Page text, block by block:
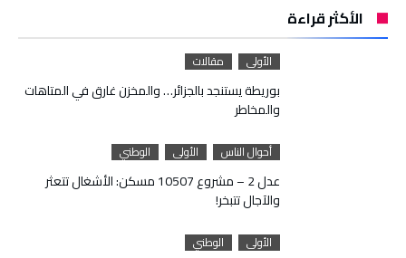
الأكثر قراءة
الأولى مقالات
بوريطة يستنجد بالجزائر… والمخزن غارق في المتاهات
والمخاطر
أحوال الناس الأولى الوطني
عدل 2 – مشروع 10507 مسكن: الأشغال تتعثر
والآجال تتبخر!
الأولى الوطني